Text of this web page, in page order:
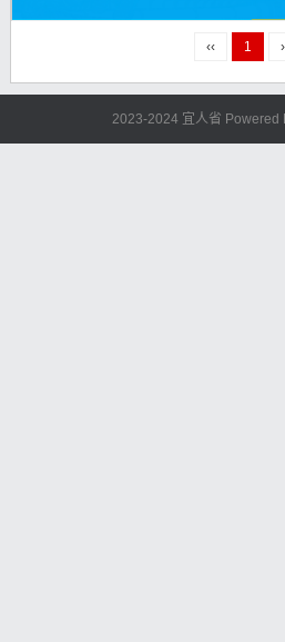
‹‹ 1
2023-2024 宜人省 Powered